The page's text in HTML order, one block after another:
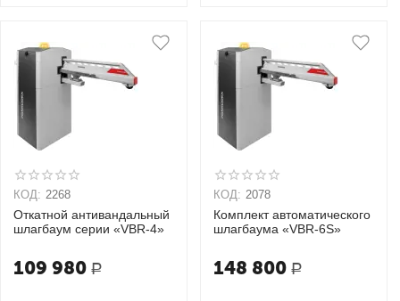
КОД: 2268
Откатной антивандальный
шлагбаум серии «VBR-4»
109 980 Р
КОД: 2078
Комплект автоматического
шлагбаума «VBR-6S»
148 800 Р